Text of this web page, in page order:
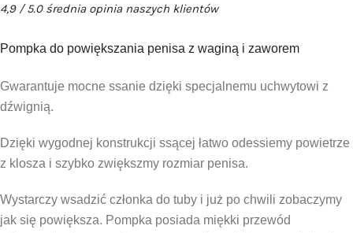
4,9 / 5.0 średnia opinia naszych klientów
Pompka do powiększania penisa z waginą i zaworem
Gwarantuje mocne ssanie dzięki specjalnemu uchwytowi z
dźwignią.
Dzięki wygodnej konstrukcji ssącej łatwo odessiemy powietrze
z klosza i szybko zwiększmy rozmiar penisa.
Wystarczy wsadzić członka do tuby i już po chwili zobaczymy
jak się powiększa. Pompka posiada miękki przewód